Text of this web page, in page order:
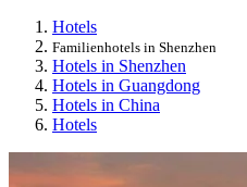
Hotels
Familienhotels in Shenzhen
Hotels in Shenzhen
Hotels in Guangdong
Hotels in China
Hotels